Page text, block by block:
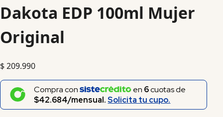
Dakota EDP 100ml Mujer
Original
$209.990
Compra con en 6cuotas de
$42.684/mensual.Solicita tu cupo.